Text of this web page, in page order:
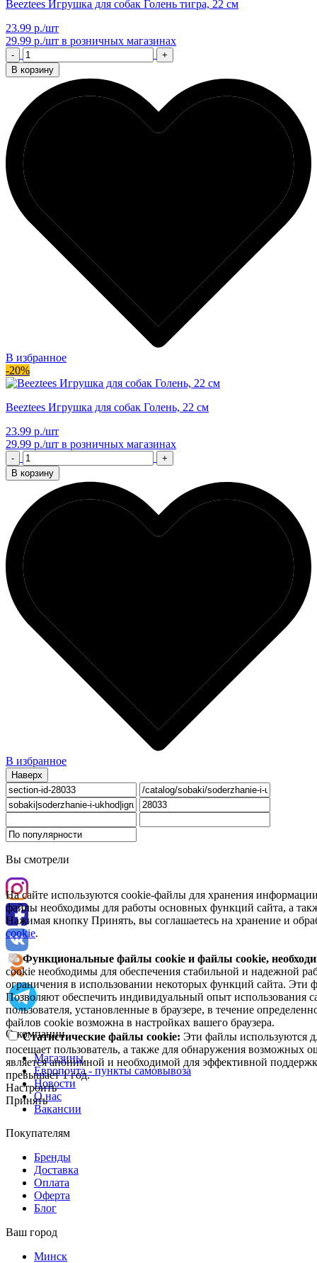
Beeztees Игрушка для собак Голень тигра, 22 см
23.99 р./шт
29.99 р./шт в розничных магазинах
-
+
В корзину
В избранное
-20%
Beeztees Игрушка для собак Голень, 22 см
23.99 р./шт
29.99 р./шт в розничных магазинах
-
+
В корзину
В избранное
Наверх
Вы смотрели
На сайте используются cookie-файлы для хранения
файлы необходимы для работы основных функций сайта, а
Нажимая кнопку Принять, вы соглашаетесь на хранение и
cookie.
Функциональные файлы cookie и файлы cookie,
cookie необходимы для обеспечения стабильной и надежной
ограничения в использовании некоторых функций сайта. Эти
Позволяют обеспечить индивидуальный опыт использования
пользователя, установленные в браузере, в течение
файлов cookie возможна в настройках вашего браузера.
Статистические файлы cookie: Эти файлы используются
посещает пользователь, а также для обнаружения возможных
является анонимной и необходимой для эффективной
превышает 1 год.
Настроить
Принять
О компании
Магазины
Европочта - пункты самовывоза
Новости
О нас
Вакансии
Покупателям
Бренды
Доставка
Оплата
Оферта
Блог
Ваш город
Минск